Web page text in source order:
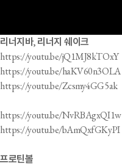
리너지바, 리너지 쉐이크
https://youtu.be/jQ1MJ8kTOxY
https://youtu.be/haKV60n3OLA
https://youtu.be/Zcsmy4GG5ak
https://youtu.be/NvRBAgxQI1w
https://youtu.be/bAmQxfGKyPI
프로틴볼